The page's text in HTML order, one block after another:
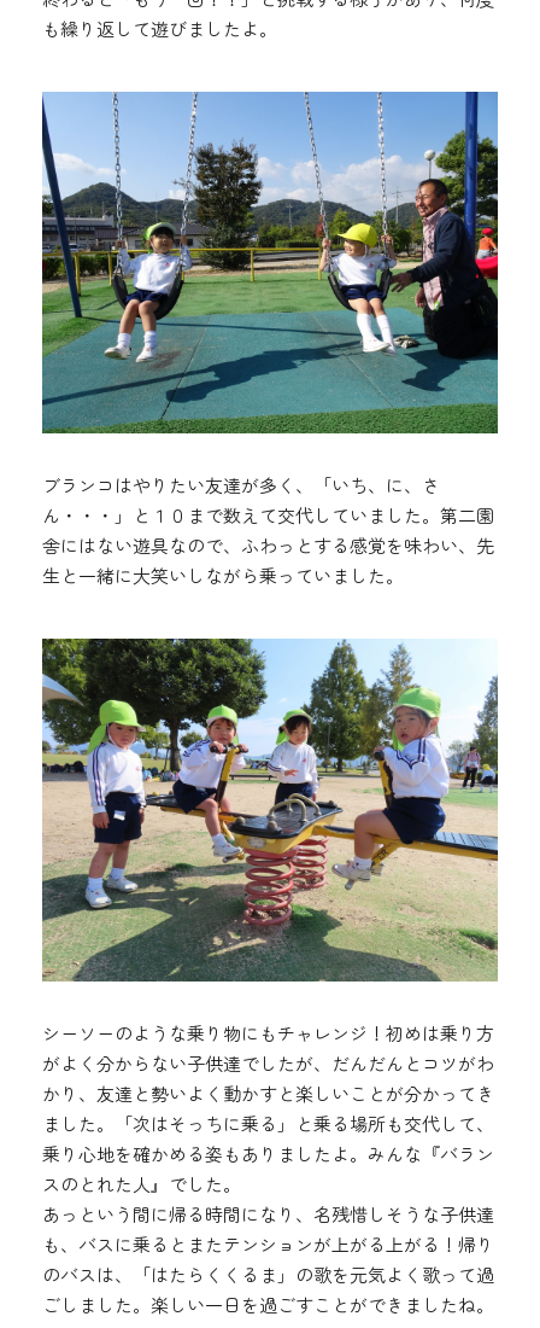
も繰り返して遊びましたよ。
ブランコはやりたい友達が多く、「いち、に、さ
ん・・・」と１０まで数えて交代していました。第二園
舎にはない遊具なので、ふわっとする感覚を味わい、先
生と一緒に大笑いしながら乗っていました。
シーソーのような乗り物にもチャレンジ！初めは乗り方
がよく分からない子供達でしたが、だんだんとコツがわ
かり、友達と勢いよく動かすと楽しいことが分かってき
ました。「次はそっちに乗る」と乗る場所も交代して、
乗り心地を確かめる姿もありましたよ。みんな『バラン
スのとれた人』でした。
あっという間に帰る時間になり、名残惜しそうな子供達
も、バスに乗るとまたテンションが上がる上がる！帰り
のバスは、「はたらくくるま」の歌を元気よく歌って過
ごしました。楽しい一日を過ごすことができましたね。